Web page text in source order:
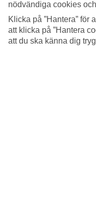
nödvändiga cookies
Klicka på ”Hantera”
att klicka på ”Hantera
att du ska känna dig